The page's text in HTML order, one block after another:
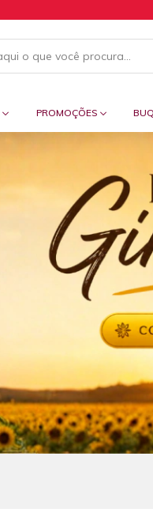
PROMOÇÕES